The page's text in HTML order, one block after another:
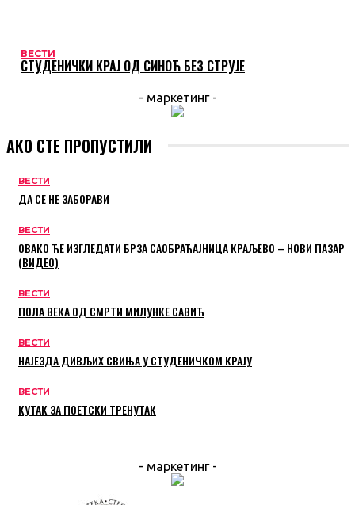
ВЕСТИ
СТУДЕНИЧКИ КРАЈ ОД СИНОЋ БЕЗ СТРУЈЕ
- маркетинг -
АКО СТЕ ПРОПУСТИЛИ
ВЕСТИ
ДА СЕ НЕ ЗАБОРАВИ
ВЕСТИ
ОВАКО ЋЕ ИЗГЛЕДАТИ БРЗА САОБРАЋАЈНИЦА КРАЉЕВО – НОВИ ПАЗАР
(ВИДЕО)
ВЕСТИ
ПОЛА ВЕКА ОД СМРТИ МИЛУНКЕ САВИЋ
ВЕСТИ
НАЈЕЗДА ДИВЉИХ СВИЊА У СТУДЕНИЧКОМ КРАЈУ
ВЕСТИ
КУТАК ЗА ПОЕТСКИ ТРЕНУТАК
- маркетинг -